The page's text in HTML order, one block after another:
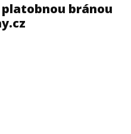
bránou